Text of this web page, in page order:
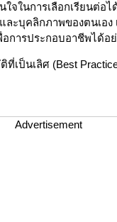
จในการเลือกเรียนต่อไ
ละบุคลิกภาพของตนเอง
อการประกอบอาชีพได้อ
ที่เป็นเลิศ (Best
Advertisement